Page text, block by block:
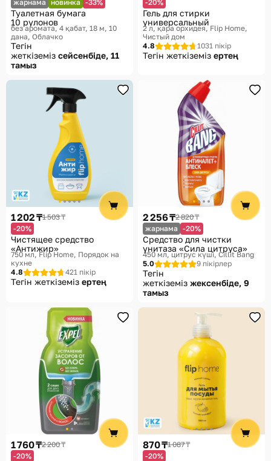
жарнама новинка -33%
Туалетная бумага
10 рулонов
без аромата, 4 қабат, 18 м, 10
дана Облачко
Тегін
жеткіземіз сейсенбіде, 11
тамыз
-20%
Гель для стирки
универсальный
2 л, қара орхидея Flip Home,
Чистый дом
4.8
1031 пікір
Тегін жеткіземіз ертең
1 202 ₸1 503 ₸
-20%
Чистящее средство
«Антижир»
750 мл Flip Home, Порядок на
кухне
4.8
421 пікір
Тегін жеткіземіз ертең
2 256 ₸2 820 ₸
жарнама -20%
Средство для чистки
унитаза «Сила цитруса»
450 мл, цитрус күші Cillit Bang
5.0
9 пікірлер
Тегін
жеткіземіз жексенбіде, 9
тамыз
1 760 ₸2 200 ₸
-20%
870 ₸1 087 ₸
-20%